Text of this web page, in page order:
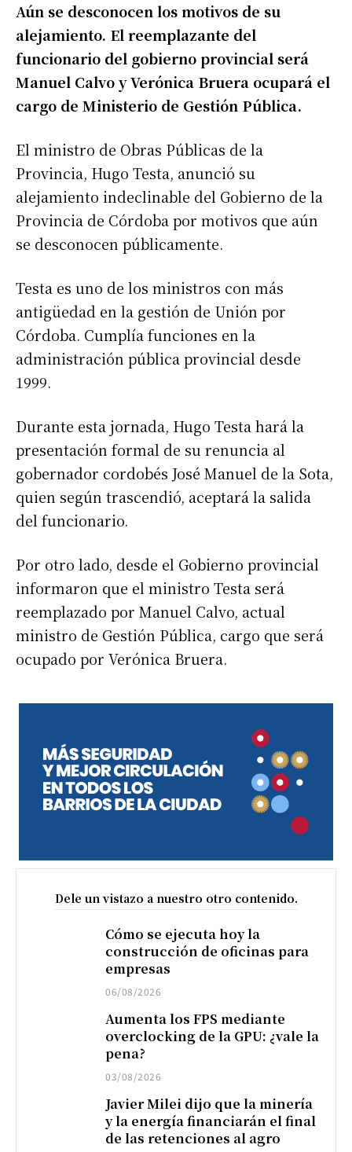
Aún se desconocen los motivos de su
alejamiento. El reemplazante del
funcionario del gobierno provincial será
Manuel Calvo y Verónica Bruera ocupará el
cargo de Ministerio de Gestión Pública.
El ministro de Obras Públicas de la
Provincia, Hugo Testa, anunció su
alejamiento indeclinable del Gobierno de la
Provincia de Córdoba por motivos que aún
se desconocen públicamente.
Testa es uno de los ministros con más
antigüedad en la gestión de Unión por
Córdoba. Cumplía funciones en la
administración pública provincial desde
1999.
Durante esta jornada, Hugo Testa hará la
presentación formal de su renuncia al
gobernador cordobés José Manuel de la Sota,
quien según trascendió, aceptará la salida
del funcionario.
Por otro lado, desde el Gobierno provincial
informaron que el ministro Testa será
reemplazado por Manuel Calvo, actual
ministro de Gestión Pública, cargo que será
ocupado por Verónica Bruera.
Dele un vistazo a nuestro otro contenido.
Cómo se ejecuta hoy la
construcción de oficinas para
empresas
06/08/2026
Aumenta los FPS mediante
overclocking de la GPU: ¿vale la
pena?
03/08/2026
Javier Milei dijo que la minería
y la energía financiarán el final
de las retenciones al agro